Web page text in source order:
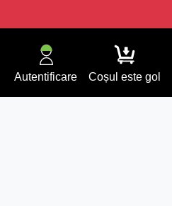
Autentificare
Coșul este gol